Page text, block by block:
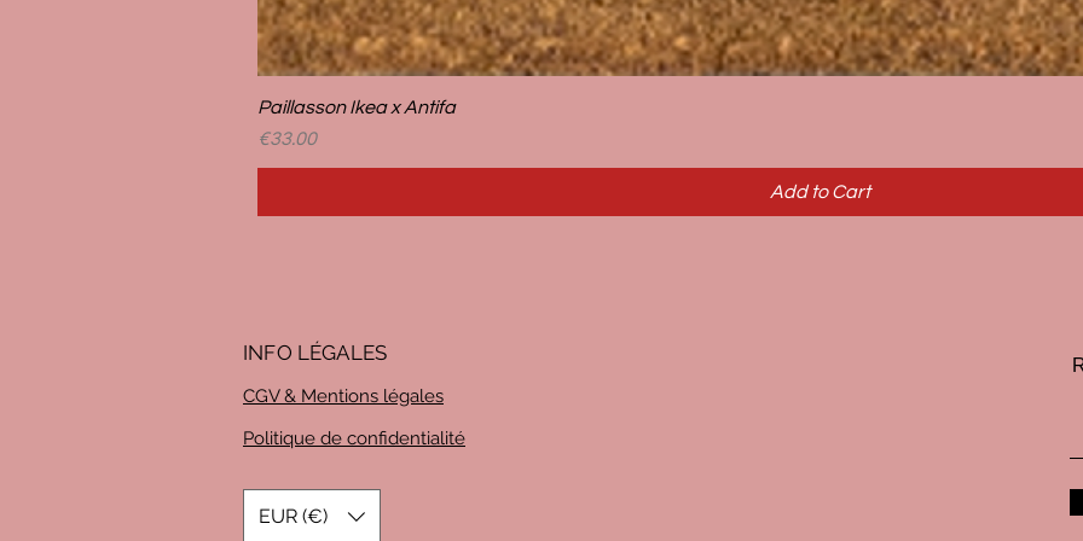
Paillasson Ikea x Antifa
Price
€33.00
Add to Cart
INFO LÉGALES
CGV & Mentions légales
Politique de confidentialité
EUR (€)